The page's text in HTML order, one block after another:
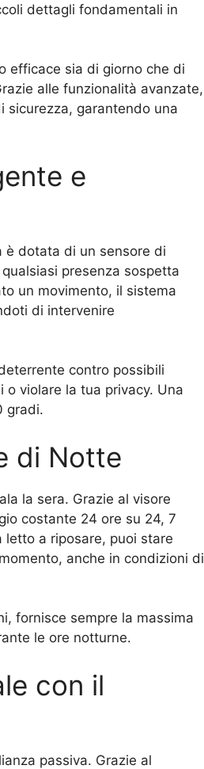
dettagli fondamentali in
efficace sia di giorno che di
alle funzionalità avanzate,
sicurezza, garantendo una
e
è dotata di un sensore di
presenza sospetta
un movimento, il sistema
di intervenire
contro possibili
violare la tua privacy. Una
gradi.
di Notte
la sera. Grazie al visore
costante 24 ore su 24, 7
letto a riposare, puoi stare
anche in condizioni di
fornisce sempre la massima
le ore notturne.
con il
passiva. Grazie al